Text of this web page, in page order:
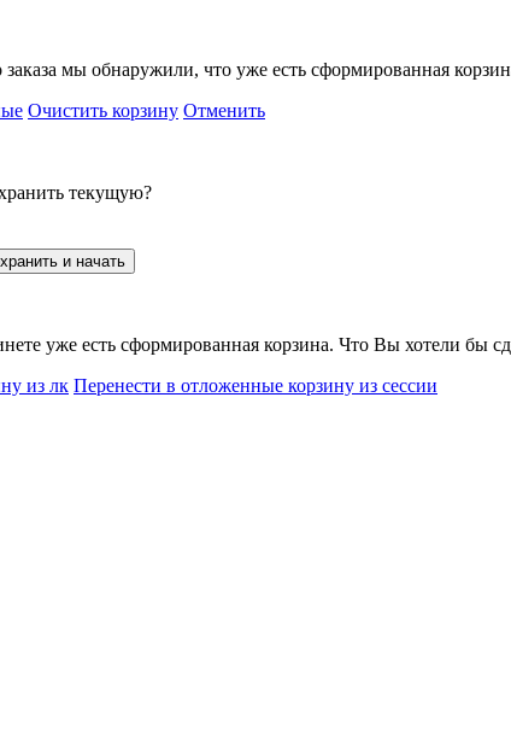
мы обнаружили, что уже есть сформированная
Очистить корзину Отменить
текущую?
и начать
уже есть сформированная корзина. Что Вы хотели бы
из лк Перенести в отложенные корзину из сессии